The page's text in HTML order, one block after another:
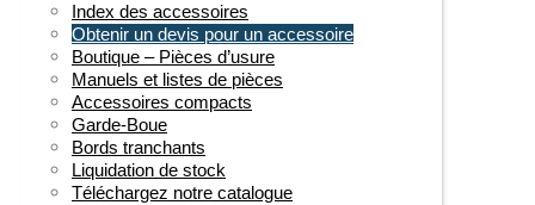
Index des accessoires
Obtenir un devis pour un accessoire
Boutique – Pièces d’usure
Manuels et listes de pièces
Accessoires compacts
Garde-Boue
Bords tranchants
Liquidation de stock
Téléchargez notre catalogue